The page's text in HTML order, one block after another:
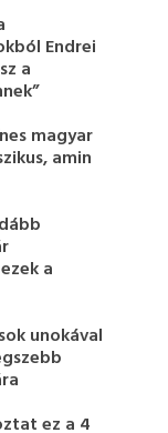
Endrei
a
magyar
amin
a
unokával
ez a 4